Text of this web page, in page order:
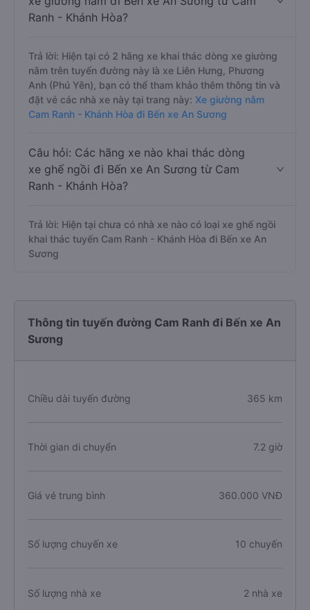
Ranh - Khánh Hòa?
Trả lời: Hiện tại có 2 hãng xe khai thác dòng xe giường
nằm trên tuyến đường này là xe Liên Hưng, Phương
Anh (Phú Yên), bạn có thể tham khảo thêm thông tin và
đặt vé các nhà xe này tại trang này: Xe giường nằm
Cam Ranh - Khánh Hòa đi Bến xe An Sương
Câu hỏi: Các hãng xe nào khai thác dòng
xe ghế ngồi đi Bến xe An Sương từ Cam
Ranh - Khánh Hòa?
Trả lời: Hiện tại chưa có nhà xe nào có loại xe ghế ngồi
khai thác tuyến Cam Ranh - Khánh Hòa đi Bến xe An
Sương
Thông tin tuyến đường Cam Ranh đi Bến xe An
Sương
Chiều dài tuyến đường 365 km
Thời gian di chuyển 7.2 giờ
Giá vé trung bình 360.000 VNĐ
Số lượng chuyến xe 10 chuyến
Số lượng nhà xe 2 nhà xe